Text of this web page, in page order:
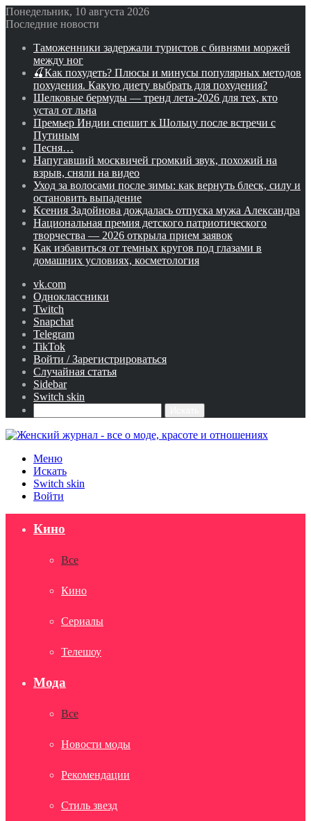
Понедельник, 10 августа 2026
Последние новости
Таможенники задержали туристов с бивнями моржей
между ног
🍒Как похудеть? Плюсы и минусы популярных методов
похудения. Какую диету выбрать для похудения?
Шелковые бермуды — тренд лета-2026 для тех, кто
устал от льна
Премьер Индии спешит к Шольцу после встречи с
Путиным
Песня…
Напугавший москвичей громкий звук, похожий на
взрыв, сняли на видео
Уход за волосами после зимы: как вернуть блеск, силу и
остановить выпадение
Ксения Задойнова дождалась отпуска мужа Александра
Национальная премия детского патриотического
творчества — 2026 открыла прием заявок
Как избавиться от темных кругов под глазами в
домашних условиях, косметология
vk.com
Одноклассники
Twitch
Snapchat
Telegram
TikTok
Войти / Зарегистрироваться
Случайная статья
Sidebar
Switch skin
Меню
Искать
Switch skin
Войти
Кино
Все
Кино
Сериалы
Телешоу
Мода
Все
Новости моды
Рекомендации
Стиль звезд